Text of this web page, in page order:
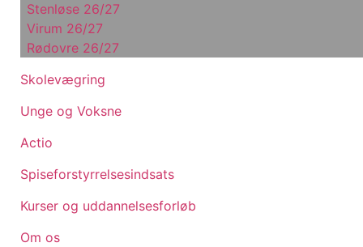
Stenløse 26/27
Virum 26/27
Rødovre 26/27
Skolevægring
Unge og Voksne
Actio
Spiseforstyrrelsesindsats
Kurser og uddannelsesforløb
Om os